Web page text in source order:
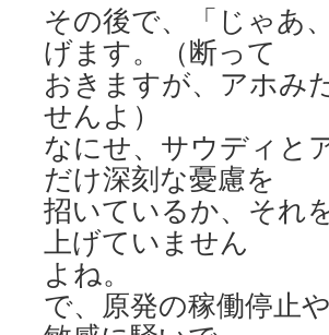
その後で、「じゃあ
げます。（断って
おきますが、アホみ
せんよ）
なにせ、サウディと
だけ深刻な憂慮を
招いているか、それ
上げていません
よね。
で、原発の稼働停止